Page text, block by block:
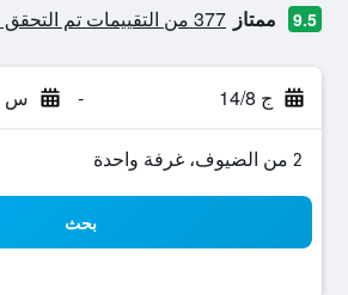
9.5 ممتاز 377 من التقييمات تم التحقق منها
ج 14/8 - س 15/8
2 من الضيوف، غرفة واحدة
بحث